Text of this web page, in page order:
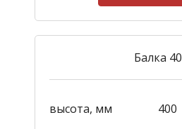
Балка 40
высота, мм 400